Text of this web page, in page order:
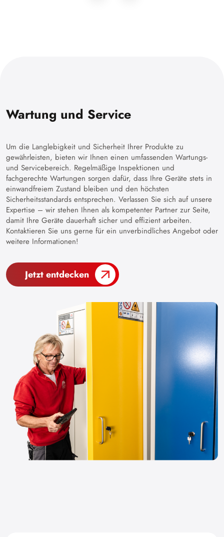
Wartung und Service
Um die Langlebigkeit und Sicherheit Ihrer Produkte zu
gewährleisten, bieten wir Ihnen einen umfassenden Wartungs-
und Servicebereich. Regelmäßige Inspektionen und
fachgerechte Wartungen sorgen dafür, dass Ihre Geräte stets in
einwandfreiem Zustand bleiben und den höchsten
Sicherheitsstandards entsprechen. Verlassen Sie sich auf unsere
Expertise – wir stehen Ihnen als kompetenter Partner zur Seite,
damit Ihre Geräte dauerhaft sicher und effizient arbeiten.
Kontaktieren Sie uns gerne für ein unverbindliches Angebot oder
weitere Informationen!
Jetzt entdecken